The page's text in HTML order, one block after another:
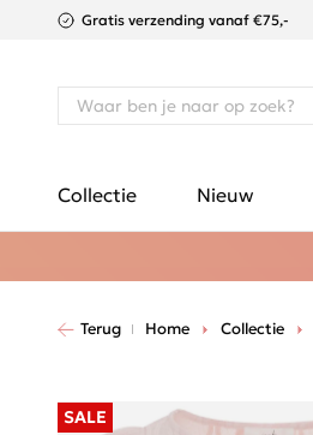
Gratis verzending vanaf €75,-
Collectie Nieuw
Terug Home Collectie
SALE